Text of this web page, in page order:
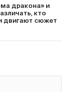
дракона» и
кто
двигают сюжет